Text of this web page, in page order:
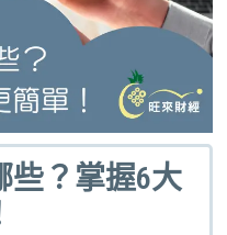
些？掌握6大